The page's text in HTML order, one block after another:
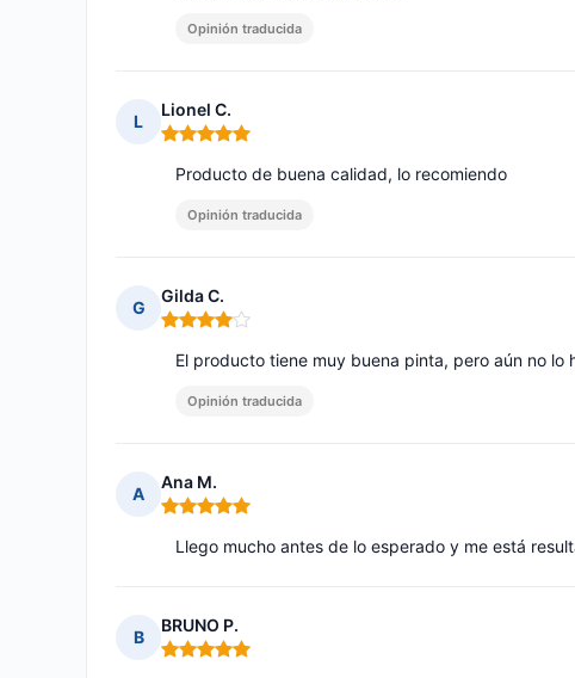
Opinión traducida
L
Lionel C.
Nota: 5 de 5
Producto de buena calidad, lo recomiendo
Opinión traducida
G
Gilda C.
Nota: 4 de 5
El producto tiene muy buena pinta, pero aún no
Opinión traducida
A
Ana M.
Nota: 5 de 5
Llego mucho antes de lo esperado y me está
B
BRUNO P.
Nota: 5 de 5